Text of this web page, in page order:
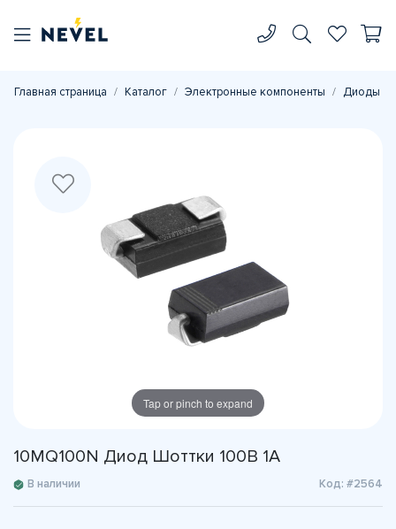
Главная страница Каталог Электронные компоненты Диоды
Tap or pinch to expand
10MQ100N Диод Шоттки 100В 1А
В наличии Код: #2564